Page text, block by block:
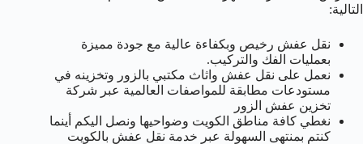
التالية:
نقل عفش رخيص وبكفاءة عالية مع جودة مميزة
بعمليات الفك والتركيب.
نعمل على نقل عفش واثاث مكتبي بالزور وتخزينه في
مستودعات مطابقة للمواصفات العالمية عبر شركة
تخزين عفش الزور
نغطي كافة مناطق الكويت وضواحيها ونصل اليكم أينما
كنتم بمنتهى السهولة عبر خدمة نقل عفش بالكويت